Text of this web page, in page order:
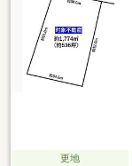
更地